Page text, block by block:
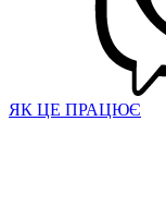
ЯК ЦЕ ПРАЦЮЄ